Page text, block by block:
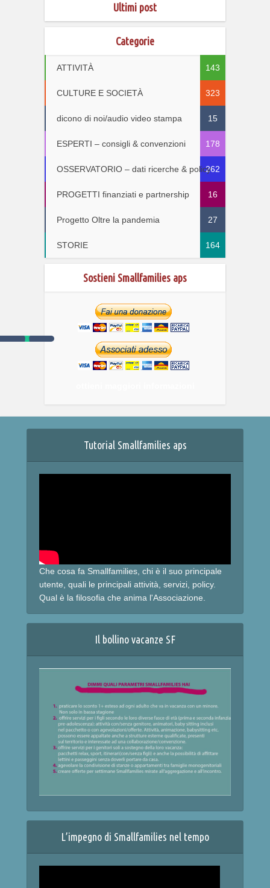
Ultimi post
Categorie
ATTIVITÀ 143
CULTURE E SOCIETÀ 323
dicono di noi/audio video stampa 15
ESPERTI – consigli & convenzioni 178
OSSERVATORIO – dati ricerche & policy262
PROGETTI finanziati e partnership 16
Progetto Oltre la pandemia 27
STORIE 164
Sostieni Smallfamilies aps
Tutorial Smallfamilies aps
Che cosa fa Smallfamilies, chi è il suo principale
utente, quali le principali attività, servizi, policy.
Qual è la filosofia che anima l'Associazione.
Il bollino vacanze SF
L’impegno di Smallfamilies nel tempo